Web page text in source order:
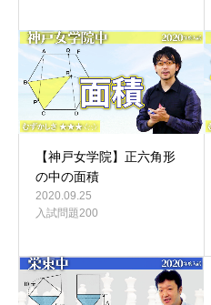
【神戸女学院】正六角形
の中の面積
2020.09.25
入試問題200